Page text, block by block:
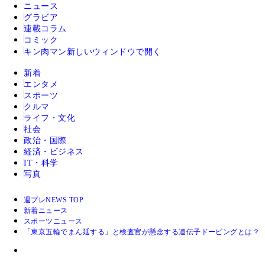
ニュース
グラビア
連載コラム
コミック
キン肉マン 新しいウィンドウで開く
新着
エンタメ
スポーツ
クルマ
ライフ・文化
社会
政治・国際
経済・ビジネス
IT・科学
写真
週プレNEWS TOP
新着ニュース
スポーツニュース
「東京五輪でまん延する」と検査官が懸念する遺伝子ドーピングとは？